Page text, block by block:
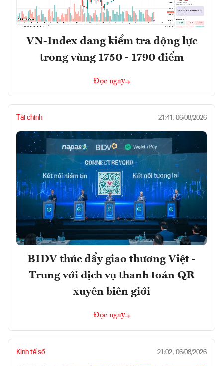
VN-Index đang kiểm tra động lực
trong vùng 1750 - 1790 điểm
Đọc ngay
Tài chính 21:41, 06/08/2026
BIDV thúc đẩy giao thương Việt -
Trung với dịch vụ thanh toán QR
xuyên biên giới
Đọc ngay
Kinh tế số 21:02, 06/08/2026